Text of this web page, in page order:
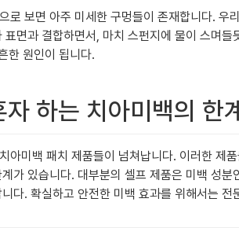
로 보면 아주 미세한 구멍들이 존재합니다.
면과 결합하면서, 마치 스펀지에 물이 스며
한 원인이 됩니다.
하는 치아미백의 한계
미백 패치 제품들이 넘쳐납니다. 이러한
가 있습니다. 대부분의 셀프 제품은 미백 성
다. 확실하고 안전한 미백 효과를 위해서는 전